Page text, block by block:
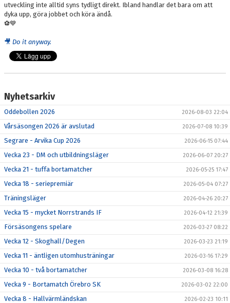
utveckling inte alltid syns tydligt direkt. Ibland handlar det bara om att
dyka upp, göra jobbet och köra ändå.
⚽💙
🎥 Do it anyway.
Nyhetsarkiv
Oddebollen 2026 2026-08-03 22:04
Vårsäsongen 2026 är avslutad 2026-07-08 10:39
Segrare - Arvika Cup 2026 2026-06-15 07:44
Vecka 23 - DM och utbildningsläger 2026-06-07 20:27
Vecka 21 - tuffa bortamatcher 2026-05-25 17:47
Vecka 18 - seriepremiär 2026-05-04 07:27
Träningsläger 2026-04-26 20:27
Vecka 15 - mycket Norrstrands IF 2026-04-12 21:39
Försäsongens spelare 2026-03-27 08:22
Vecka 12 - Skoghall/Degen 2026-03-23 21:19
Vecka 11 - äntligen utomhusträningar 2026-03-16 17:29
Vecka 10 - två bortamatcher 2026-03-08 16:28
Vecka 9 - Bortamatch Örebro SK 2026-03-02 22:00
Vecka 8 - Hallvärmländskan 2026-02-23 10:11